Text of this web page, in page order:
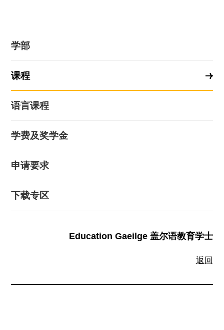
学部
课程
语言课程
学费及奖学金
申请要求
下载专区
Education Gaeilge 盖尔语教育学士
返回